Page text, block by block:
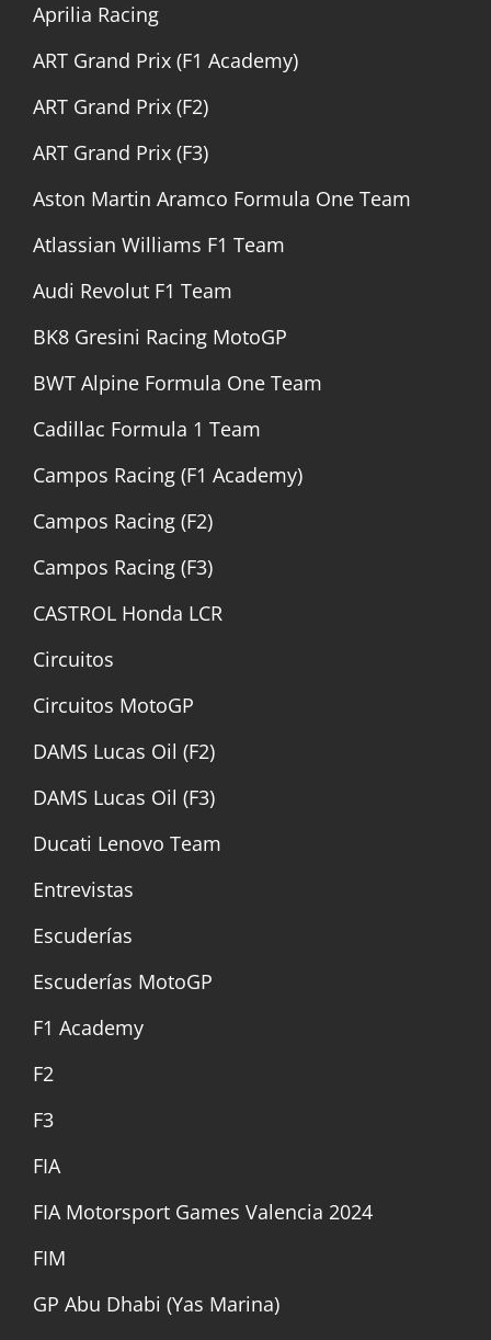
Aprilia Racing
ART Grand Prix (F1 Academy)
ART Grand Prix (F2)
ART Grand Prix (F3)
Aston Martin Aramco Formula One Team
Atlassian Williams F1 Team
Audi Revolut F1 Team
BK8 Gresini Racing MotoGP
BWT Alpine Formula One Team
Cadillac Formula 1 Team
Campos Racing (F1 Academy)
Campos Racing (F2)
Campos Racing (F3)
CASTROL Honda LCR
Circuitos
Circuitos MotoGP
DAMS Lucas Oil (F2)
DAMS Lucas Oil (F3)
Ducati Lenovo Team
Entrevistas
Escuderías
Escuderías MotoGP
F1 Academy
F2
F3
FIA
FIA Motorsport Games Valencia 2024
FIM
GP Abu Dhabi (Yas Marina)